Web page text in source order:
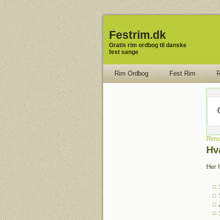
Festrim.dk
Gratis rim ordbog til danske
fest sange
Rim Ordbog Fest Rim
Her